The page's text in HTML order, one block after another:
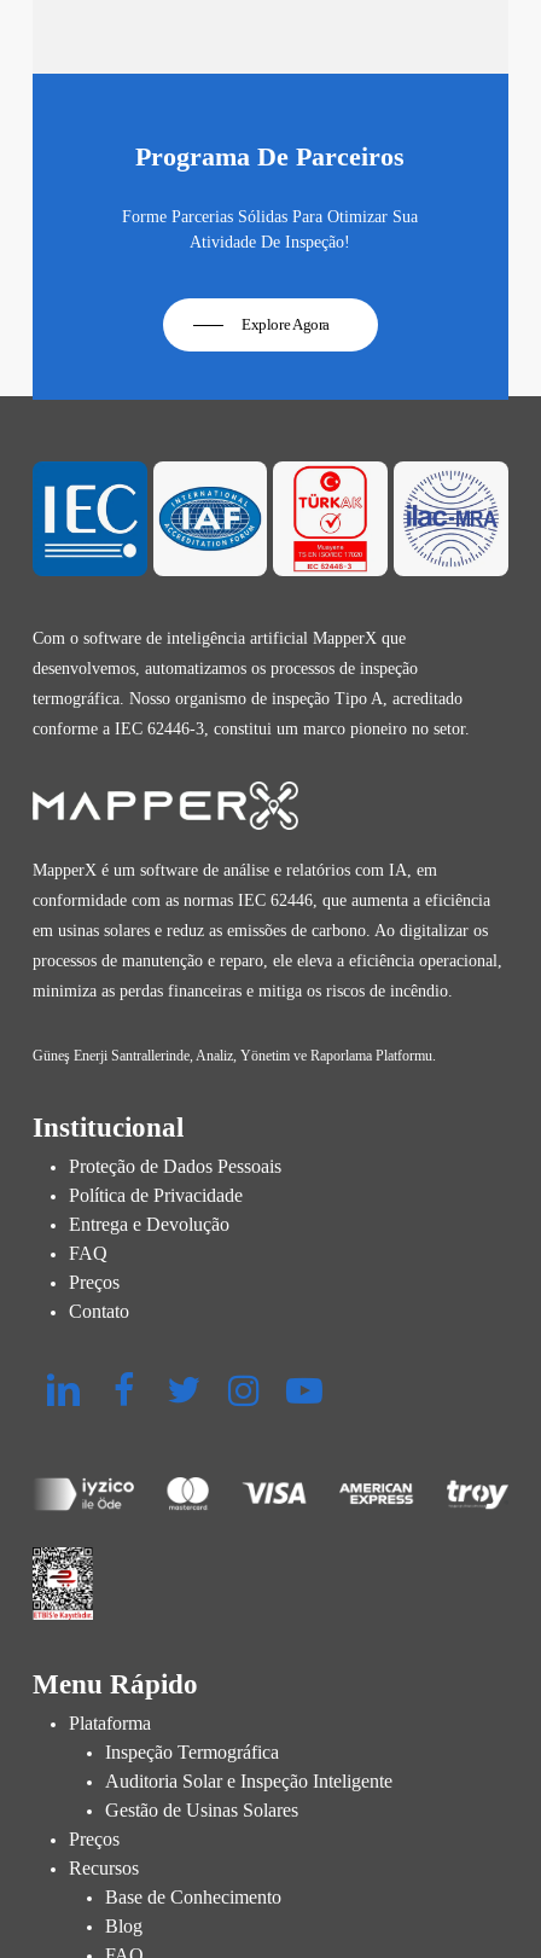
Programa De Parceiros
Forme Parcerias Sólidas Para Otimizar Sua
Atividade De Inspeção!
Explore Agora
Com o software de inteligência artificial MapperX que
desenvolvemos, automatizamos os processos de inspeção
termográfica. Nosso organismo de inspeção Tipo A, acreditado
conforme a IEC 62446-3, constitui um marco pioneiro no setor.
MapperX é um software de análise e relatórios com IA, em
conformidade com as normas IEC 62446, que aumenta a eficiência
em usinas solares e reduz as emissões de carbono. Ao digitalizar os
processos de manutenção e reparo, ele eleva a eficiência operacional,
minimiza as perdas financeiras e mitiga os riscos de incêndio.
Güneş Enerji Santrallerinde, Analiz, Yönetim ve Raporlama Platformu.
Institucional
Proteção de Dados Pessoais
Política de Privacidade
Entrega e Devolução
FAQ
Preços
Contato
Menu Rápido
Plataforma
Inspeção Termográfica
Auditoria Solar e Inspeção Inteligente
Gestão de Usinas Solares
Preços
Recursos
Base de Conhecimento
Blog